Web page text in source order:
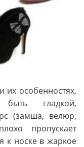
их особенностях.
гладкой,
(замша, велюр,
пропускает
к носке в жаркое